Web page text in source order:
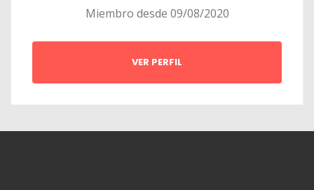
Miembro desde 09/08/2020
VER PERFIL